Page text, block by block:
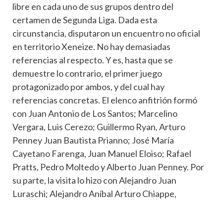
libre en cada uno de sus grupos dentro del
certamen de Segunda Liga. Dada esta
circunstancia, disputaron un encuentro no oficial
en territorio Xeneize. No hay demasiadas
referencias al respecto. Y es, hasta que se
demuestre lo contrario, el primer juego
protagonizado por ambos, y del cual hay
referencias concretas. El elenco anfitrión formó
con Juan Antonio de Los Santos; Marcelino
Vergara, Luis Cerezo; Guillermo Ryan, Arturo
Penney Juan Bautista Prianno; José María
Cayetano Farenga, Juan Manuel Eloiso; Rafael
Pratts, Pedro Moltedo y Alberto Juan Penney. Por
su parte, la visita lo hizo con Alejandro Juan
Luraschi; Alejandro Aníbal Arturo Chiappe,